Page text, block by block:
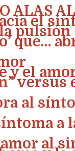
ALAS
el
pulsión
que…
y el
al
a
amor al